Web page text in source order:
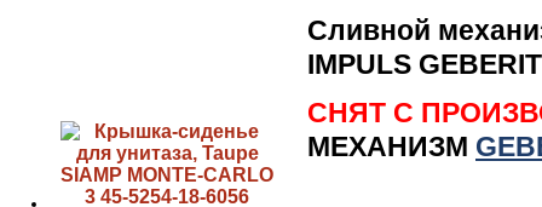
Сливной
IMPULS
СНЯТ С
МЕХАНИЗМ